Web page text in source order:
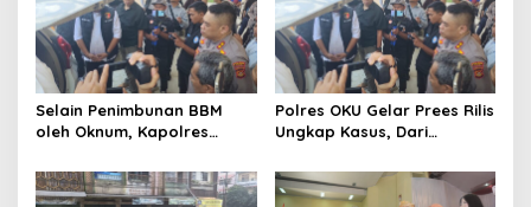
Pengawasan di Kabupaten
Ogan Komering Ulu
Selain Penimbunan BBM
oleh Oknum, Kapolres
Kurang, Pertamina Patra
Niaga Bungkam
Polres OKU Gelar Prees Rilis
Ungkap Kasus, Dari
BBM Hingga Kasus Korupsi